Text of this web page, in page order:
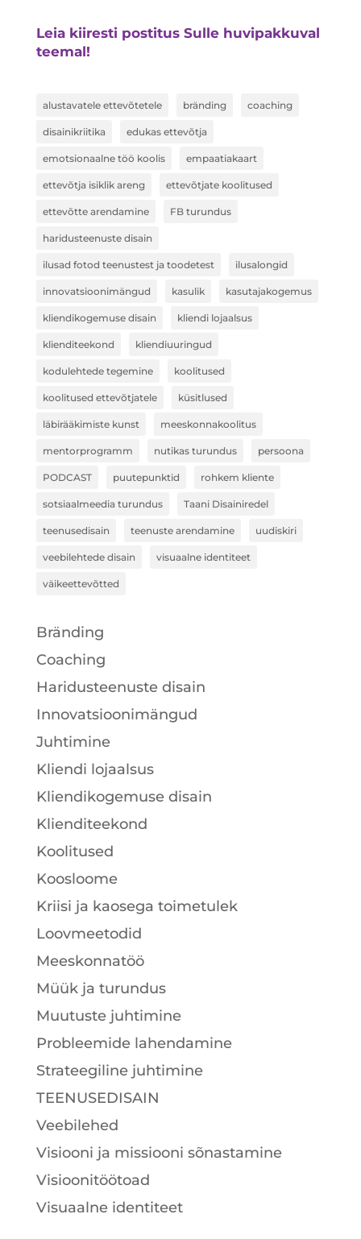
Leia kiiresti postitus Sulle huvipakkuval
teemal!
alustavatele ettevõtetele bränding coaching
disainikriitika edukas ettevõtja
emotsionaalne töö koolis empaatiakaart
ettevõtja isiklik areng ettevõtjate koolitused
ettevõtte arendamine FB turundus
haridusteenuste disain
ilusad fotod teenustest ja toodetest ilusalongid
innovatsioonimängud kasulik kasutajakogemus
kliendikogemuse disain kliendi lojaalsus
klienditeekond kliendiuuringud
kodulehtede tegemine koolitused
koolitused ettevõtjatele küsitlused
läbirääkimiste kunst meeskonnakoolitus
mentorprogramm nutikas turundus persoona
PODCAST puutepunktid rohkem kliente
sotsiaalmeedia turundus Taani Disainiredel
teenusedisain teenuste arendamine uudiskiri
veebilehtede disain visuaalne identiteet
väikeettevõtted
Bränding
Coaching
Haridusteenuste disain
Innovatsioonimängud
Juhtimine
Kliendi lojaalsus
Kliendikogemuse disain
Klienditeekond
Koolitused
Koosloome
Kriisi ja kaosega toimetulek
Loovmeetodid
Meeskonnatöö
Müük ja turundus
Muutuste juhtimine
Probleemide lahendamine
Strateegiline juhtimine
TEENUSEDISAIN
Veebilehed
Visiooni ja missiooni sõnastamine
Visioonitöötoad
Visuaalne identiteet